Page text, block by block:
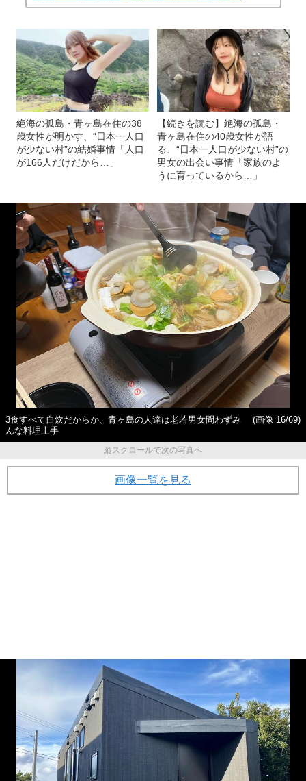
絶海の孤島・青ヶ島在住の38
歳女性が明かす、“日本一人口
が少ない村”の結婚事情「人口
が166人だけだから…」
【続きを読む】絶海の孤島・
青ヶ島在住の40歳女性が語
る、“日本一人口が少ない村”の
男女の出会い事情「家族のよ
うに育っているから…」
3食すべて自炊だからか、青ヶ島の人達は老若男女問わずみ
んな料理上手
(画像 16/69)
縦スクロールで次の写真へ
画像一覧を見る